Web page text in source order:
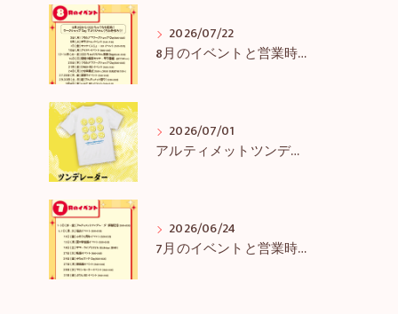
2026/07/22
8月のイベントと営業時間のお知らせ
2026/07/01
アルティメットツンデレーダー解禁＆アルツンBIGTEE販売のお知らせ
2026/06/24
7月のイベントと営業時間のお知らせ